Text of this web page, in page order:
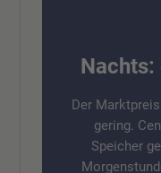
Nachts:
Der
gering.
Speicher